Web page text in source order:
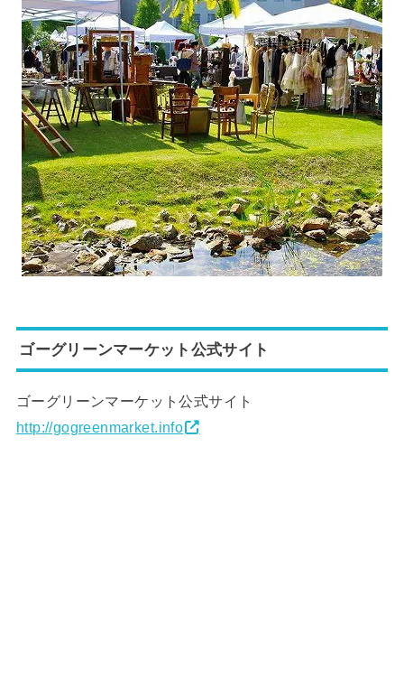
ゴーグリーンマーケット公式サイト
ゴーグリーンマーケット公式サイト
http://gogreenmarket.info